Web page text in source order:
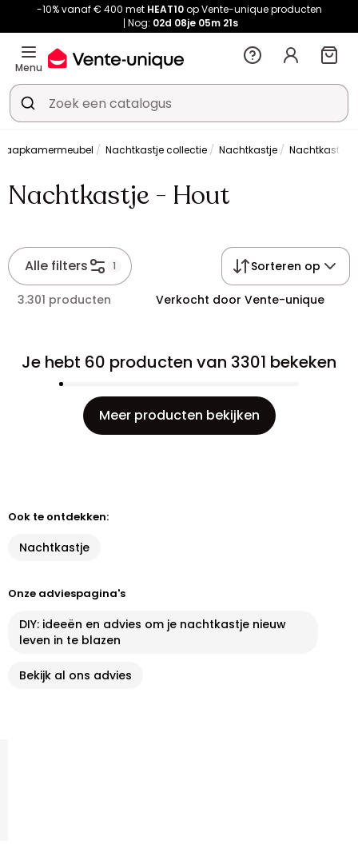
-10% vanaf € 400 met HEAT10op Vente-unique producten
Nog: 02d 08je 05m 21s
Menu
Nachtkastje collectie Nachtkastje Nachtkastje -
Nachtkastje - Hout
Alle filters 1 Sorteren op
3.301 producten Verkocht door Vente-unique
Je hebt 60 producten van 3301 bekeken
Meer producten bekijken
Ook te ontdekken:
Nachtkastje
Onze adviespagina's
DIY: ideeën en advies om je nachtkastje nieuw
leven in te blazen
Bekijk al ons advies